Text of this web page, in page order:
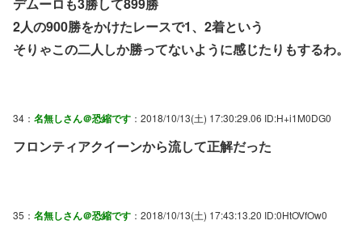
2人の900勝をかけたレースで1、2着という
そりゃこの二人しか勝ってないように感じたりもするわ。
34： 名無しさん＠恐縮です ：2018/10/13(土) 17:30:29.06 ID:H+i1M0DG0
フロンティアクイーンから流して正解だった
35： 名無しさん＠恐縮です ：2018/10/13(土) 17:43:13.20 ID:0HtOVfOw0